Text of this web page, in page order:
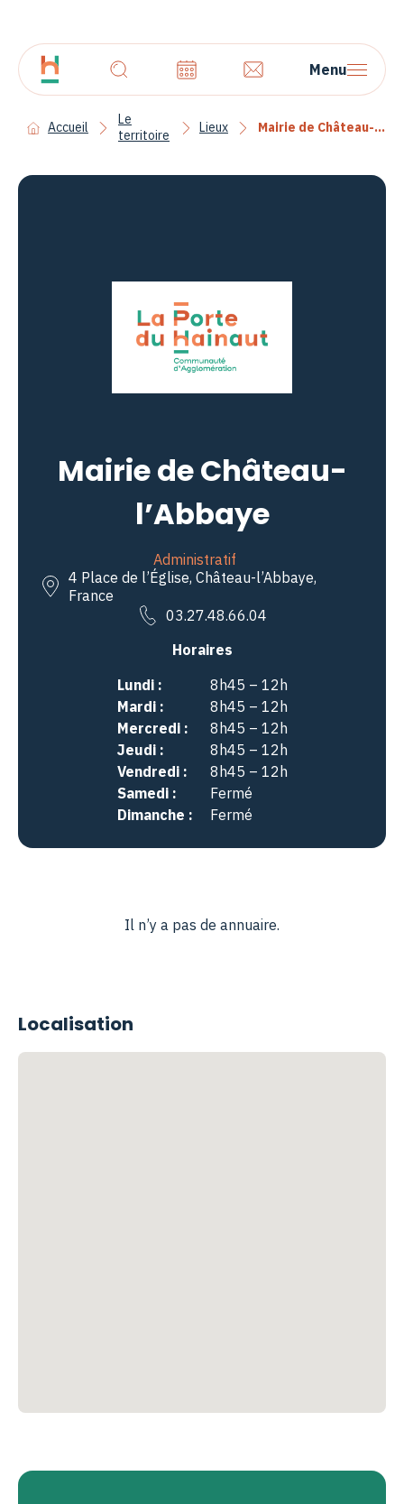
Menu
Accueil
Le
territoire
Lieux Mairie de Château-l’Abbaye
Mairie de Château-
l’Abbaye
Administratif
4 Place de l’Église, Château-l’Abbaye,
France
03.27.48.66.04
Horaires
Lundi :
8h45 – 12h
Mardi :
8h45 – 12h
Mercredi :
8h45 – 12h
Jeudi :
8h45 – 12h
Vendredi :
8h45 – 12h
Samedi :
Fermé
Dimanche :
Fermé
Il n’y a pas de annuaire.
Localisation